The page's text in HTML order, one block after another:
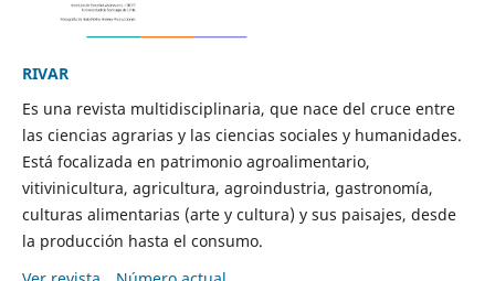
RIVAR
Es una revista multidisciplinaria, que nace del cruce entre
las ciencias agrarias y las ciencias sociales y humanidades.
Está focalizada en patrimonio agroalimentario,
vitivinicultura, agricultura, agroindustria, gastronomía,
culturas alimentarias (arte y cultura) y sus paisajes, desde
la producción hasta el consumo.